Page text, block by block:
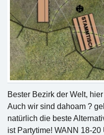
Bester Bezirk der Welt,
Auch wir sind dahoam ?
natürlich die beste
ist Partytime! WANN 18-